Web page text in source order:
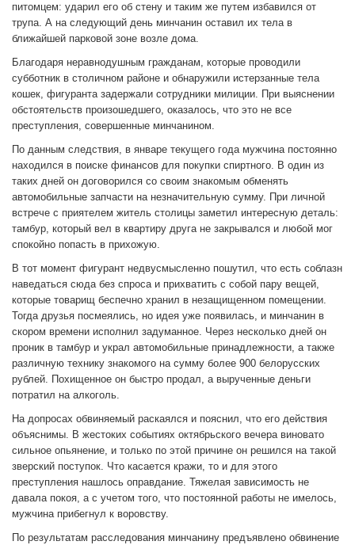
питомцем: ударил его об стену и таким же путем избавился от
трупа. А на следующий день минчанин оставил их тела в
ближайшей парковой зоне возле дома.
Благодаря неравнодушным гражданам, которые проводили
субботник в столичном районе и обнаружили истерзанные тела
кошек, фигуранта задержали сотрудники милиции. При выяснении
обстоятельств произошедшего, оказалось, что это не все
преступления, совершенные минчанином.
По данным следствия, в январе текущего года мужчина постоянно
находился в поиске финансов для покупки спиртного. В один из
таких дней он договорился со своим знакомым обменять
автомобильные запчасти на незначительную сумму. При личной
встрече с приятелем житель столицы заметил интересную деталь:
тамбур, который вел в квартиру друга не закрывался и любой мог
спокойно попасть в прихожую.
В тот момент фигурант недвусмысленно пошутил, что есть соблазн
наведаться сюда без спроса и прихватить с собой пару вещей,
которые товарищ беспечно хранил в незащищенном помещении.
Тогда друзья посмеялись, но идея уже появилась, и минчанин в
скором времени исполнил задуманное. Через несколько дней он
проник в тамбур и украл автомобильные принадлежности, а также
различную технику знакомого на сумму более 900 белорусских
рублей. Похищенное он быстро продал, а вырученные деньги
потратил на алкоголь.
На допросах обвиняемый раскаялся и пояснил, что его действия
объяснимы. В жестоких событиях октябрьского вечера виновато
сильное опьянение, и только по этой причине он решился на такой
зверский поступок. Что касается кражи, то и для этого
преступления нашлось оправдание. Тяжелая зависимость не
давала покоя, а с учетом того, что постоянной работы не имелось,
мужчина прибегнул к воровству.
По результатам расследования минчанину предъявлено обвинение